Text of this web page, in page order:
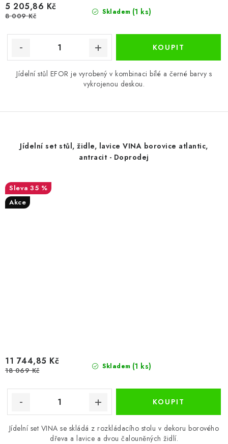
Skladem (1 ks)
5 205,86 Kč
8 009 Kč
Jídelní stůl EFOR je vyrobený v kombinaci bílé a černé barvy s
vykrojenou deskou.
Jídelní set stůl, židle, lavice VINA borovice atlantic,
antracit - Doprodej
35 %
Akce
Skladem (1 ks)
11 744,85 Kč
18 069 Kč
Jídelní set VINA se skládá z rozkládacího stolu v dekoru borového
dřeva a lavice a dvou čalouněných židlí.